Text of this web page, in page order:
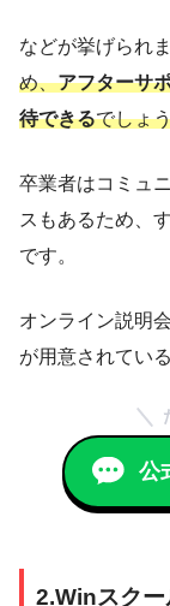
などが挙げられま
め、アフターサ
待できるでしょ
卒業者はコミュ
スもあるため、
です。
オンライン説明
が用意されてい
公
2.Winスク